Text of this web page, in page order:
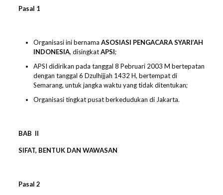
Pasal 1
Organisasi ini bernama ASOSIASI PENGACARA SYARI’AH
INDONESIA, disingkatAPSI;
APSI didirikan pada tanggal 8 Pebruari 2003 M bertepatan
dengan tanggal 6 Dzulhijjah 1432 H, bertempat di
Semarang, untuk jangka waktu yang tidak ditentukan;
Organisasi tingkat pusat berkedudukan di Jakarta.
BAB II
SIFAT, BENTUKDAN WAWASAN
Pasal 2